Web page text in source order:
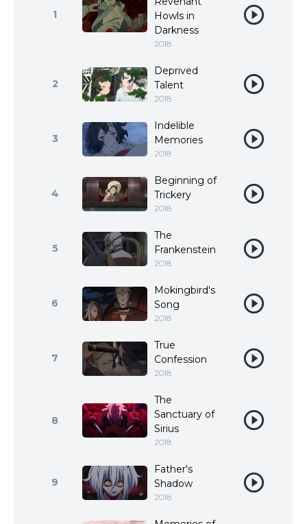
1
Howls in
Darkness
2018
2
Deprived
Talent
2018
3
Indelible
Memories
2018
4
Beginning of
Trickery
2018
5
The
Frankenstein
2018
6
Mokingbird's
Song
2018
7
True
Confession
2018
8
The
Sanctuary of
Sirius
2018
9
Father's
Shadow
2018